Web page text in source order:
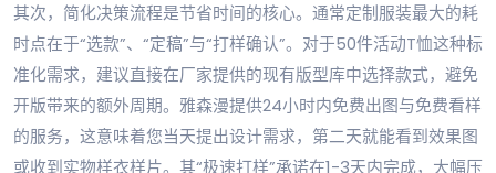
其次，简化决策流程是节省时间的核心。通常定制服装最大的耗
时点在于“选款”、“定稿”与“打样确认”。对于50件活动T恤这种标
准化需求，建议直接在厂家提供的现有版型库中选择款式，避免
开版带来的额外周期。雅森漫提供24小时内免费出图与免费看样
的服务，这意味着您当天提出设计需求，第二天就能看到效果图
或收到实物样衣样片。其“极速打样”承诺在1-3天内完成，大幅压